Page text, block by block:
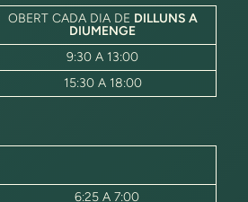
OBERT CADA DIA DE DILLUNS A
DIUMENGE
9:30 A 13:00
15:30 A 18:00
6:25 A 7:00